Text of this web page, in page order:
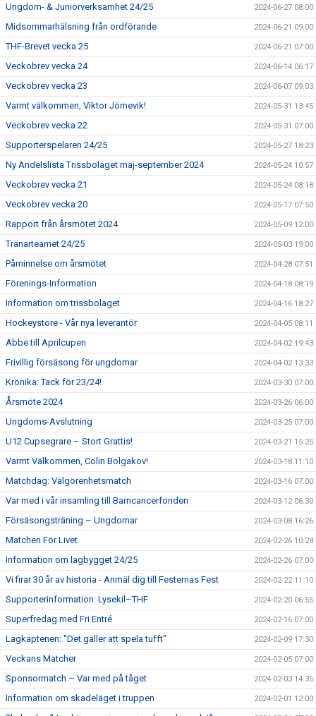
Ungdom- & Juniorverksamhet 24/25 2024-06-27 08:00
Midsommarhälsning från ordförande 2024-06-21 09:00
THF-Brevet vecka 25 2024-06-21 07:00
Veckobrev vecka 24 2024-06-14 06:17
Veckobrev vecka 23 2024-06-07 09:03
Varmt välkommen, Viktor Jörnevik! 2024-05-31 13:45
Veckobrev vecka 22 2024-05-31 07:00
Supporterspelaren 24/25 2024-05-27 18:23
Ny Andelslista Trissbolaget maj-september 2024 2024-05-24 10:57
Veckobrev vecka 21 2024-05-24 08:18
Veckobrev vecka 20 2024-05-17 07:50
Rapport från årsmötet 2024 2024-05-09 12:00
Tränarteamet 24/25 2024-05-03 19:00
Påminnelse om årsmötet 2024-04-28 07:51
Förenings-Information 2024-04-18 08:19
Information om trissbolaget 2024-04-16 18:27
Hockeystore - Vår nya leverantör 2024-04-05 08:11
Abbe till Aprilcupen 2024-04-02 19:43
Frivillig försäsong för ungdomar 2024-04-02 13:33
Krönika: Tack för 23/24! 2024-03-30 07:00
Årsmöte 2024 2024-03-26 06:00
Ungdoms-Avslutning 2024-03-25 07:00
U12 Cupsegrare – Stort Grattis! 2024-03-21 15:25
Varmt Välkommen, Colin Bolgakov! 2024-03-18 11:10
Matchdag: Välgörenhetsmatch 2024-03-16 07:00
Var med i vår insamling till Barncancerfonden 2024-03-12 06:30
Försäsongsträning – Ungdomar 2024-03-08 16:26
Matchen För Livet 2024-02-26 10:28
Information om lagbygget 24/25 2024-02-26 07:00
Vi firar 30 år av historia - Anmäl dig till Festernas Fest 2024-02-22 11:10
Supporterinformation: Lysekil–THF 2024-02-20 06:55
Superfredag med Fri Entré 2024-02-16 07:00
Lagkaptenen: "Det gäller att spela tufft" 2024-02-09 17:30
Veckans Matcher 2024-02-05 07:00
Sponsormatch – Var med på tåget 2024-02-03 14:35
Information om skadeläget i truppen 2024-02-01 12:00